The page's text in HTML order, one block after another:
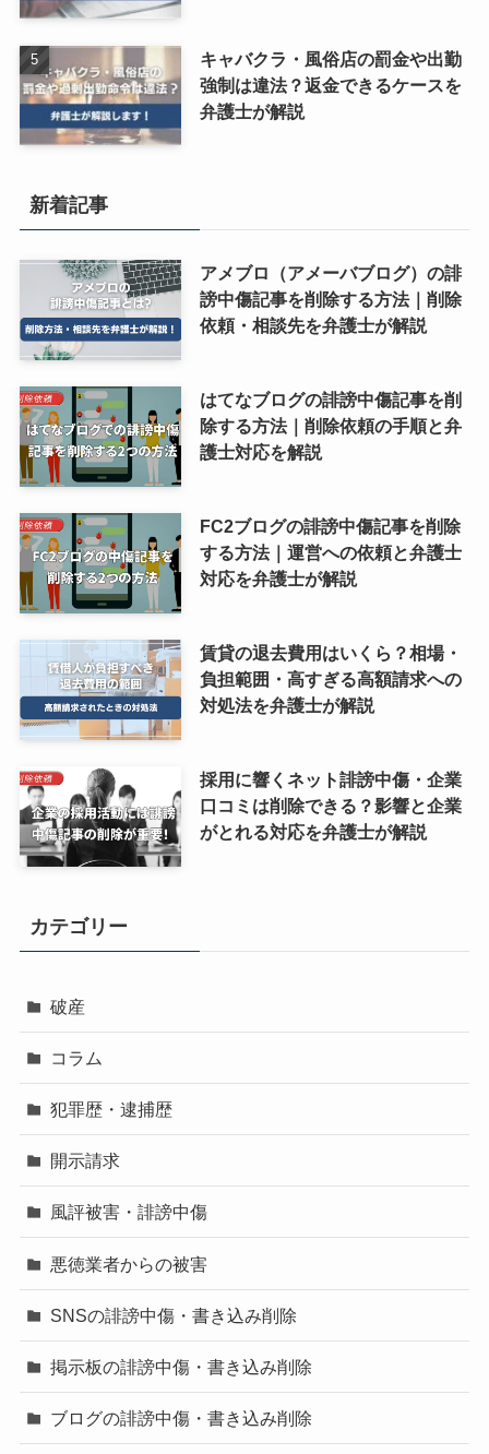
キャバクラ・風俗店の罰金や出勤
強制は違法？返金できるケースを
弁護士が解説
新着記事
アメブロ（アメーバブログ）の誹
謗中傷記事を削除する方法｜削除
依頼・相談先を弁護士が解説
はてなブログの誹謗中傷記事を削
除する方法｜削除依頼の手順と弁
護士対応を解説
FC2ブログの誹謗中傷記事を削除
する方法｜運営への依頼と弁護士
対応を弁護士が解説
賃貸の退去費用はいくら？相場・
負担範囲・高すぎる高額請求への
対処法を弁護士が解説
採用に響くネット誹謗中傷・企業
口コミは削除できる？影響と企業
がとれる対応を弁護士が解説
カテゴリー
破産
コラム
犯罪歴・逮捕歴
開示請求
風評被害・誹謗中傷
悪徳業者からの被害
SNSの誹謗中傷・書き込み削除
掲示板の誹謗中傷・書き込み削除
ブログの誹謗中傷・書き込み削除